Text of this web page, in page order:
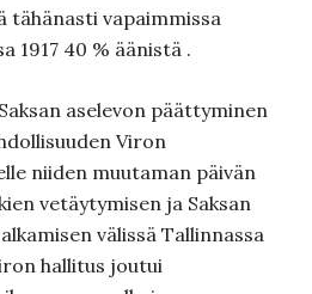
tähänasti vapaimmissa
1917 40 % äänistä .
aselevon päättyminen
Viron
niiden muutaman päivän
vetäytymisen ja Saksan
välissä Tallinnassa
hallitus joutui